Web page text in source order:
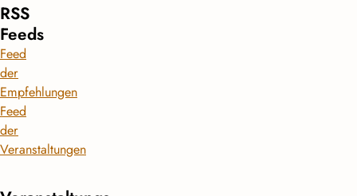
RSS
Feeds
Feed
der
Empfehlungen
Feed
der
Veranstaltungen